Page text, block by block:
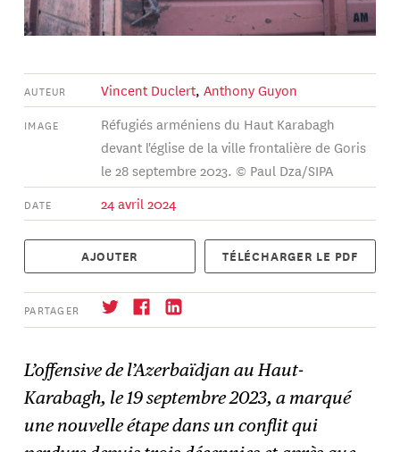
AUTEUR Vincent Duclert, Anthony Guyon
IMAGE
Réfugiés arméniens du Haut Karabagh
devant l'église de la ville frontalière de Goris
le 28 septembre 2023. © Paul Dza/SIPA
DATE 24 avril 2024
AJOUTER TÉLÉCHARGER LE PDF
PARTAGER
→ S'abonner
L’offensive de l’Azerbaïdjan au Haut-
Karabagh, le 19 septembre 2023, a marqué
une nouvelle étape dans un conflit qui